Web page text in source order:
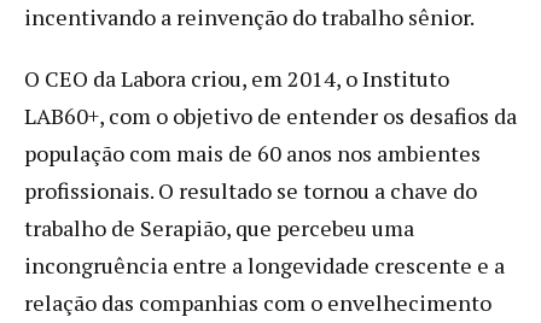
incentivando a reinvenção do trabalho sênior.
O CEO da Labora criou, em 2014, o Instituto
LAB60+, com o objetivo de entender os desafios da
população com mais de 60 anos nos ambientes
profissionais. O resultado se tornou a chave do
trabalho de Serapião, que percebeu uma
incongruência entre a longevidade crescente e a
relação das companhias com o envelhecimento